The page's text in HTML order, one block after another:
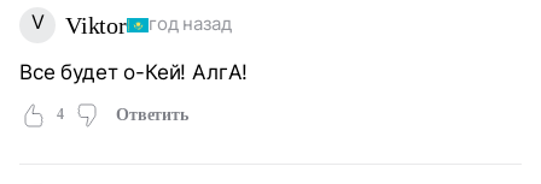
V Viktor год назад
Все будет о-Кей! АлгА!
4 Ответить